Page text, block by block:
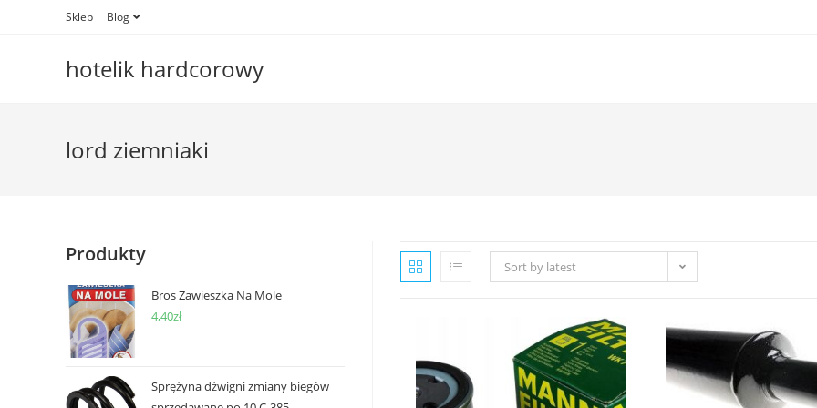
Sklep Blog
hotelik hardcorowy
lord ziemniaki
Sort by latest
Produkty
Bros Zawieszka Na Mole
4,40zł
Sprężyna dźwigni zmiany biegów